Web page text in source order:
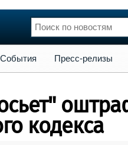
События Пресс-релизы
кодекса